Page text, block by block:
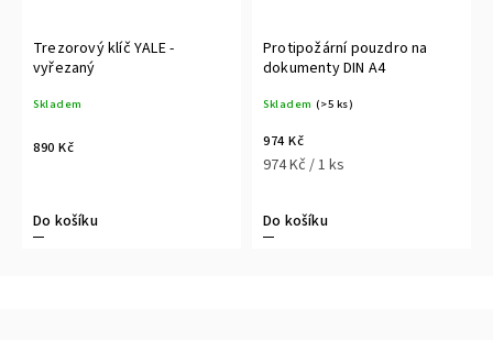
Trezorový klíč YALE -
vyřezaný
Skladem
890 Kč
Do košíku
Protipožární pouzdro na
dokumenty DIN A4
Skladem (>5 ks)
974 Kč
974 Kč / 1 ks
Do košíku